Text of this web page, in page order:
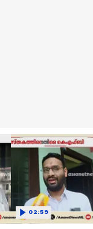
02:59